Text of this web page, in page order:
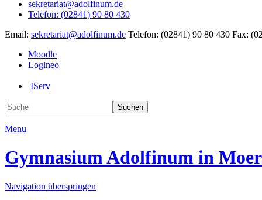
sekretariat@adolfinum.de
Telefon: (02841) 90 80 430
Email: sekretariat@adolfinum.de Telefon: (02841) 90 80 430 Fax:
Moodle
Logineo
IServ
Suchen
Menu
GymnasiumAdolfinum in
Navigation überspringen